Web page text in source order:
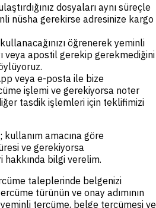
dosyaları aynı süreçle
nüsha gerekirse adresinize kargo
öğrenerek yeminli
veya apostil gerekip gerekmediğini
veya e-posta ile bize
işlemi ve gerekiyorsa noter
tasdik işlemleri için teklifimizi
amacına göre
ve gerekiyorsa
hakkında bilgi verelim.
taleplerinde belgenizi
türünün ve onay adımının
tercüme, belge tercümesi ve